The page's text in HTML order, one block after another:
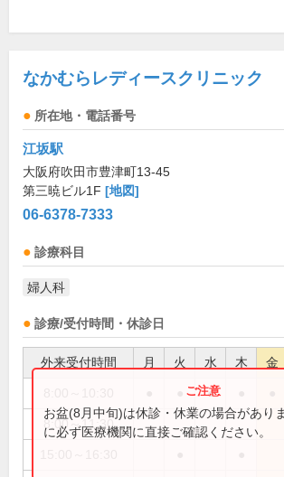
なかむらレディースクリニック
所在地・電話番号
江坂駅
大阪府吹田市豊津町13-45
第三暁ビル1F [地図]
06-6378-7333
診療科目
婦人科
診療/受付時間・休診日
外来受付時間 月 火 水 木 金
●
8:00～11:30
お盆(8月中旬)は休診・休業の場合があり
に必ず医療機関に直接ご確認ください。